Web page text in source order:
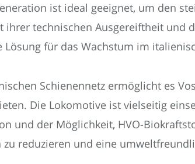
ist ideal geeignet, um den
technischen Ausgereiftheit und
für das Wachstum im
Schienennetz ermöglicht es
Die Lokomotive ist vielseitig
und der Möglichkeit, HVO-
zu reduzieren und eine